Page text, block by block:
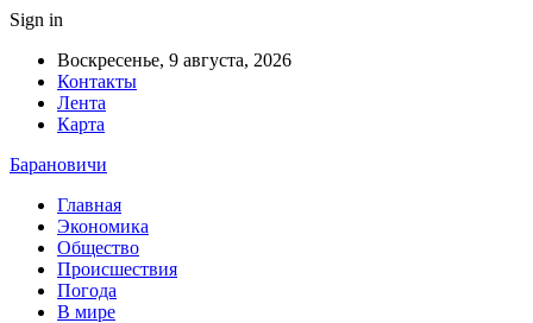
Sign in
Воскресенье, 9 августа, 2026
Контакты
Лента
Карта
Барановичи
Главная
Экономика
Общество
Происшествия
Погода
В мире